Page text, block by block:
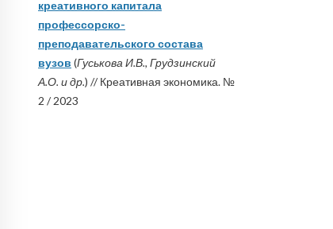
креативного капитала
профессорско-
преподавательского состава
вузов (Гуськова И.В., Грудзинский
А.О. и др.) // Креативная экономика. №
2 / 2023